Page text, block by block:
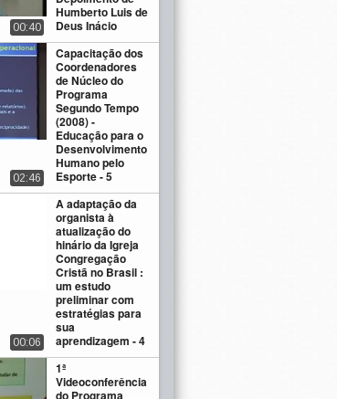
Humberto Luis de
Deus Inácio
00:40
Capacitação dos
Coordenadores
de Núcleo do
Programa
Segundo Tempo
(2008) -
Educação para o
Desenvolvimento
Humano pelo
Esporte - 5
02:46
A adaptação da
organista à
atualização do
hinário da Igreja
Congregação
Cristã no Brasil :
um estudo
preliminar com
estratégias para
sua
aprendizagem - 4
00:06
1ª
Videoconferência
do Programa